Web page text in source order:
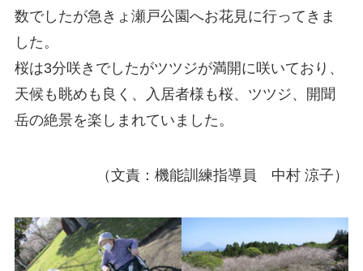
数でしたが急きょ瀬戸公園へお花見に行ってきま
した。
桜は3分咲きでしたがツツジが満開に咲いており、
天候も眺めも良く、入居者様も桜、ツツジ、開聞
岳の絶景を楽しまれていました。
（文責：機能訓練指導員 中村 涼子）